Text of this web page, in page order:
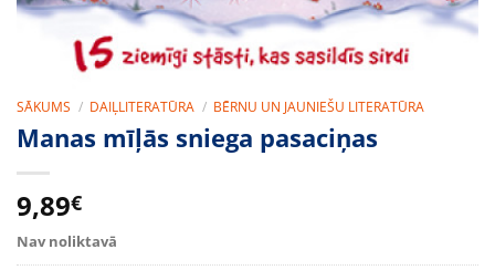
SĀKUMS / DAIĻLITERATŪRA / BĒRNU UN JAUNIEŠU LITERATŪRA
Manas mīļās sniega pasaciņas
9,89€
Nav noliktavā